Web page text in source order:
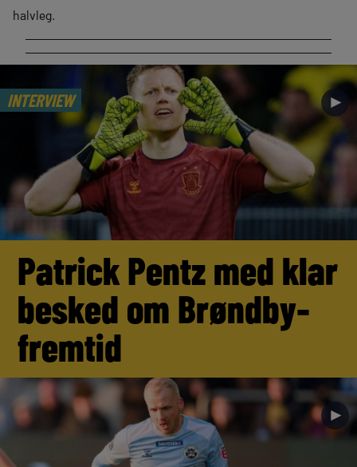
halvleg.
INTERVIEW ►
Patrick Pentz med klar
besked om Brøndby-
fremtid
►